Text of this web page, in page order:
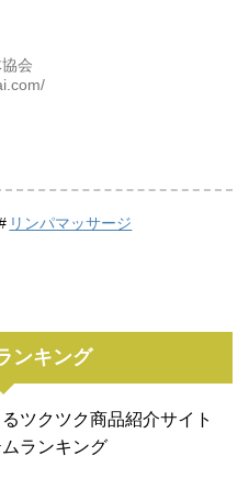
協会
リンパマッサージ
ンキング
ツクツク商品紹介サイト
ランキング